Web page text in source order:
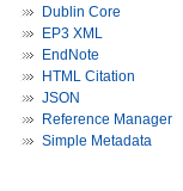
Dublin Core
EP3 XML
EndNote
HTML Citation
JSON
Reference Manager
Simple Metadata